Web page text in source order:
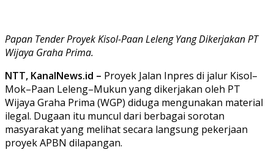
Papan Tender Proyek Kisol-Paan Leleng Yang Dikerjakan PT
Wijaya Graha Prima.
NTT, KanalNews.id – Proyek Jalan Inpres di jalur Kisol–
Mok–Paan Leleng–Mukun yang dikerjakan oleh PT
Wijaya Graha Prima (WGP) diduga mengunakan material
ilegal. Dugaan itu muncul dari berbagai sorotan
masyarakat yang melihat secara langsung pekerjaan
proyek APBN dilapangan.